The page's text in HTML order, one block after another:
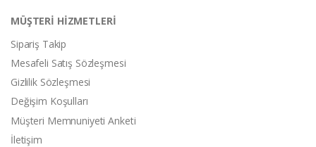
MÜŞTERİ HİZMETLERİ
Sipariş Takip
Mesafeli Satış Sözleşmesi
Gizlilik Sözleşmesi
Değişim Koşulları
Müşteri Memnuniyeti Anketi
İletişim